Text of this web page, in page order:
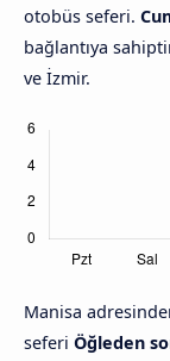
otobüs seferi.
bağlantıya
ve İzmir.
Manisa
seferi Öğleden